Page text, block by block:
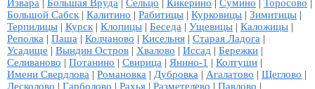
Извара | Большая Вруда | Сельцо | Кикерино | Сумино | Торосово |
Большой Сабск| Калитино | Рабитицы | Курковицы | Зимитицы |
Терпилицы | Курск| Клопицы | Беседа | Ущевицы | Каложицы |
Реполка | Паша | Колчаново | Кисельня | Старая Ладога |
Усадище | Вындин Остров | Хвалово | Иссад | Бережки |
Селиваново | Потанино | Свирица | Янино-1 | Колтуши |
Имени Свердлова | Романовка | Дубровка | Агалатово | Щеглово |
Лесколово | Гарболово | Рахья | Разметелево | Павлово |